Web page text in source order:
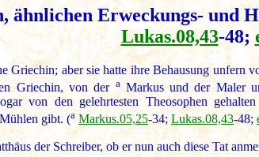
ähnlichen Erweckungs- und
Lukas.08,43-48;
Griechin; aber sie hatte ihre Behausung
Griechin, von der aMarkus und der Maler
von den gelehrtesten Theosophen
gibt. (a Markus.05,25-34; Lukas.08,43-48;
der Schreiber, ob er nun auch diese Tat